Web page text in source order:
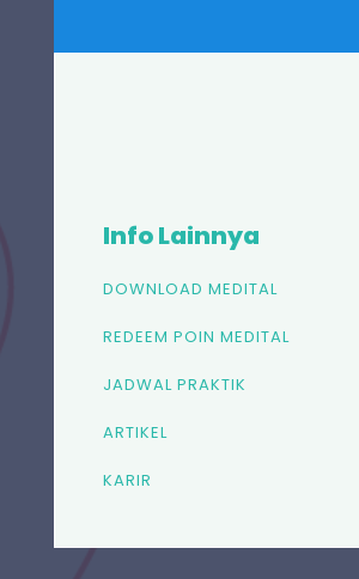
Info Lainnya
DOWNLOAD MEDITAL
REDEEM POIN MEDITAL
JADWAL PRAKTIK
ARTIKEL
KARIR